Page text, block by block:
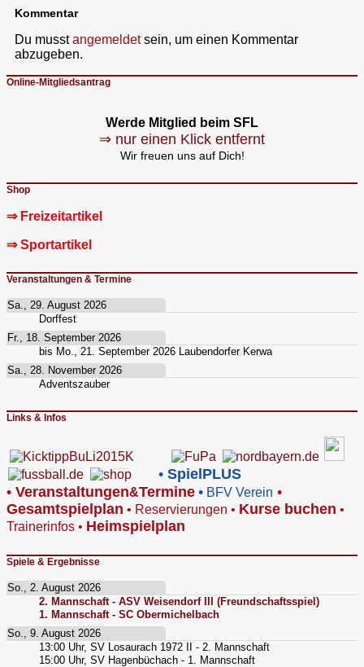
Kommentar
Du musstangemeldetsein, um einen Kommentar
abzugeben.
Online-Mitgliedsantrag
Werde Mitglied beim SFL
⇒ nur einen Klick entfernt
Wir freuen uns auf Dich!
Shop
⇒ Freizeitartikel
⇒ Sportartikel
Veranstaltungen & Termine
Sa., 29. August 2026
Dorffest
Fr., 18. September 2026
bis Mo., 21. September 2026
Laubendorfer Kerwa
Sa., 28. November 2026
Adventszauber
Links & Infos
• SpielPLUS
• Veranstaltungen&Termine • BFV Verein •
Gesamtspielplan • Reservierungen • Kurse buchen •
Trainerinfos • Heimspielplan
Spiele & Ergebnisse
So., 2. August 2026
2. Mannschaft - ASV Weisendorf III (Freundschaftsspiel)
1. Mannschaft - SC Obermichelbach
So., 9. August 2026
13:00 Uhr, SV Losaurach 1972 II - 2. Mannschaft
15:00 Uhr, SV Hagenbüchach - 1. Mannschaft